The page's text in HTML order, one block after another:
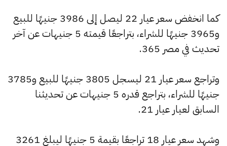
كما انخفض سعر عيار 22 ليصل إلى 3986 جنيهًا للبيع
و3965 جنيهًا للشراء، بتراجعًا قيمته 5 جنيهات عن آخر
تحديث في مصر 365.
وتراجع سعر عيار 21 ليسجل 3805 جنيهًا للبيع و3785
جنيهًا للشراء، بتراجع قدره 5 جنيهات عن تحديثنا
السابق لعيار عيار 21.
وشهد سعر عيار 18 تراجعًا بقيمة 5 جنيهًا ليبلغ 3261